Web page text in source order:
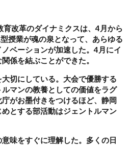
改革のダイナミクスは、4月から
授業が魂の泉となって、あらゆる
ベーションが加速した。4月にイ
係を結ぶことができた。
切にしている。大会で優勝する
マンの教養としての価値をラグ
がお墨付きをつけるほど、静岡
とする部活動はジェントルマン
味をすぐに理解した。多くの日